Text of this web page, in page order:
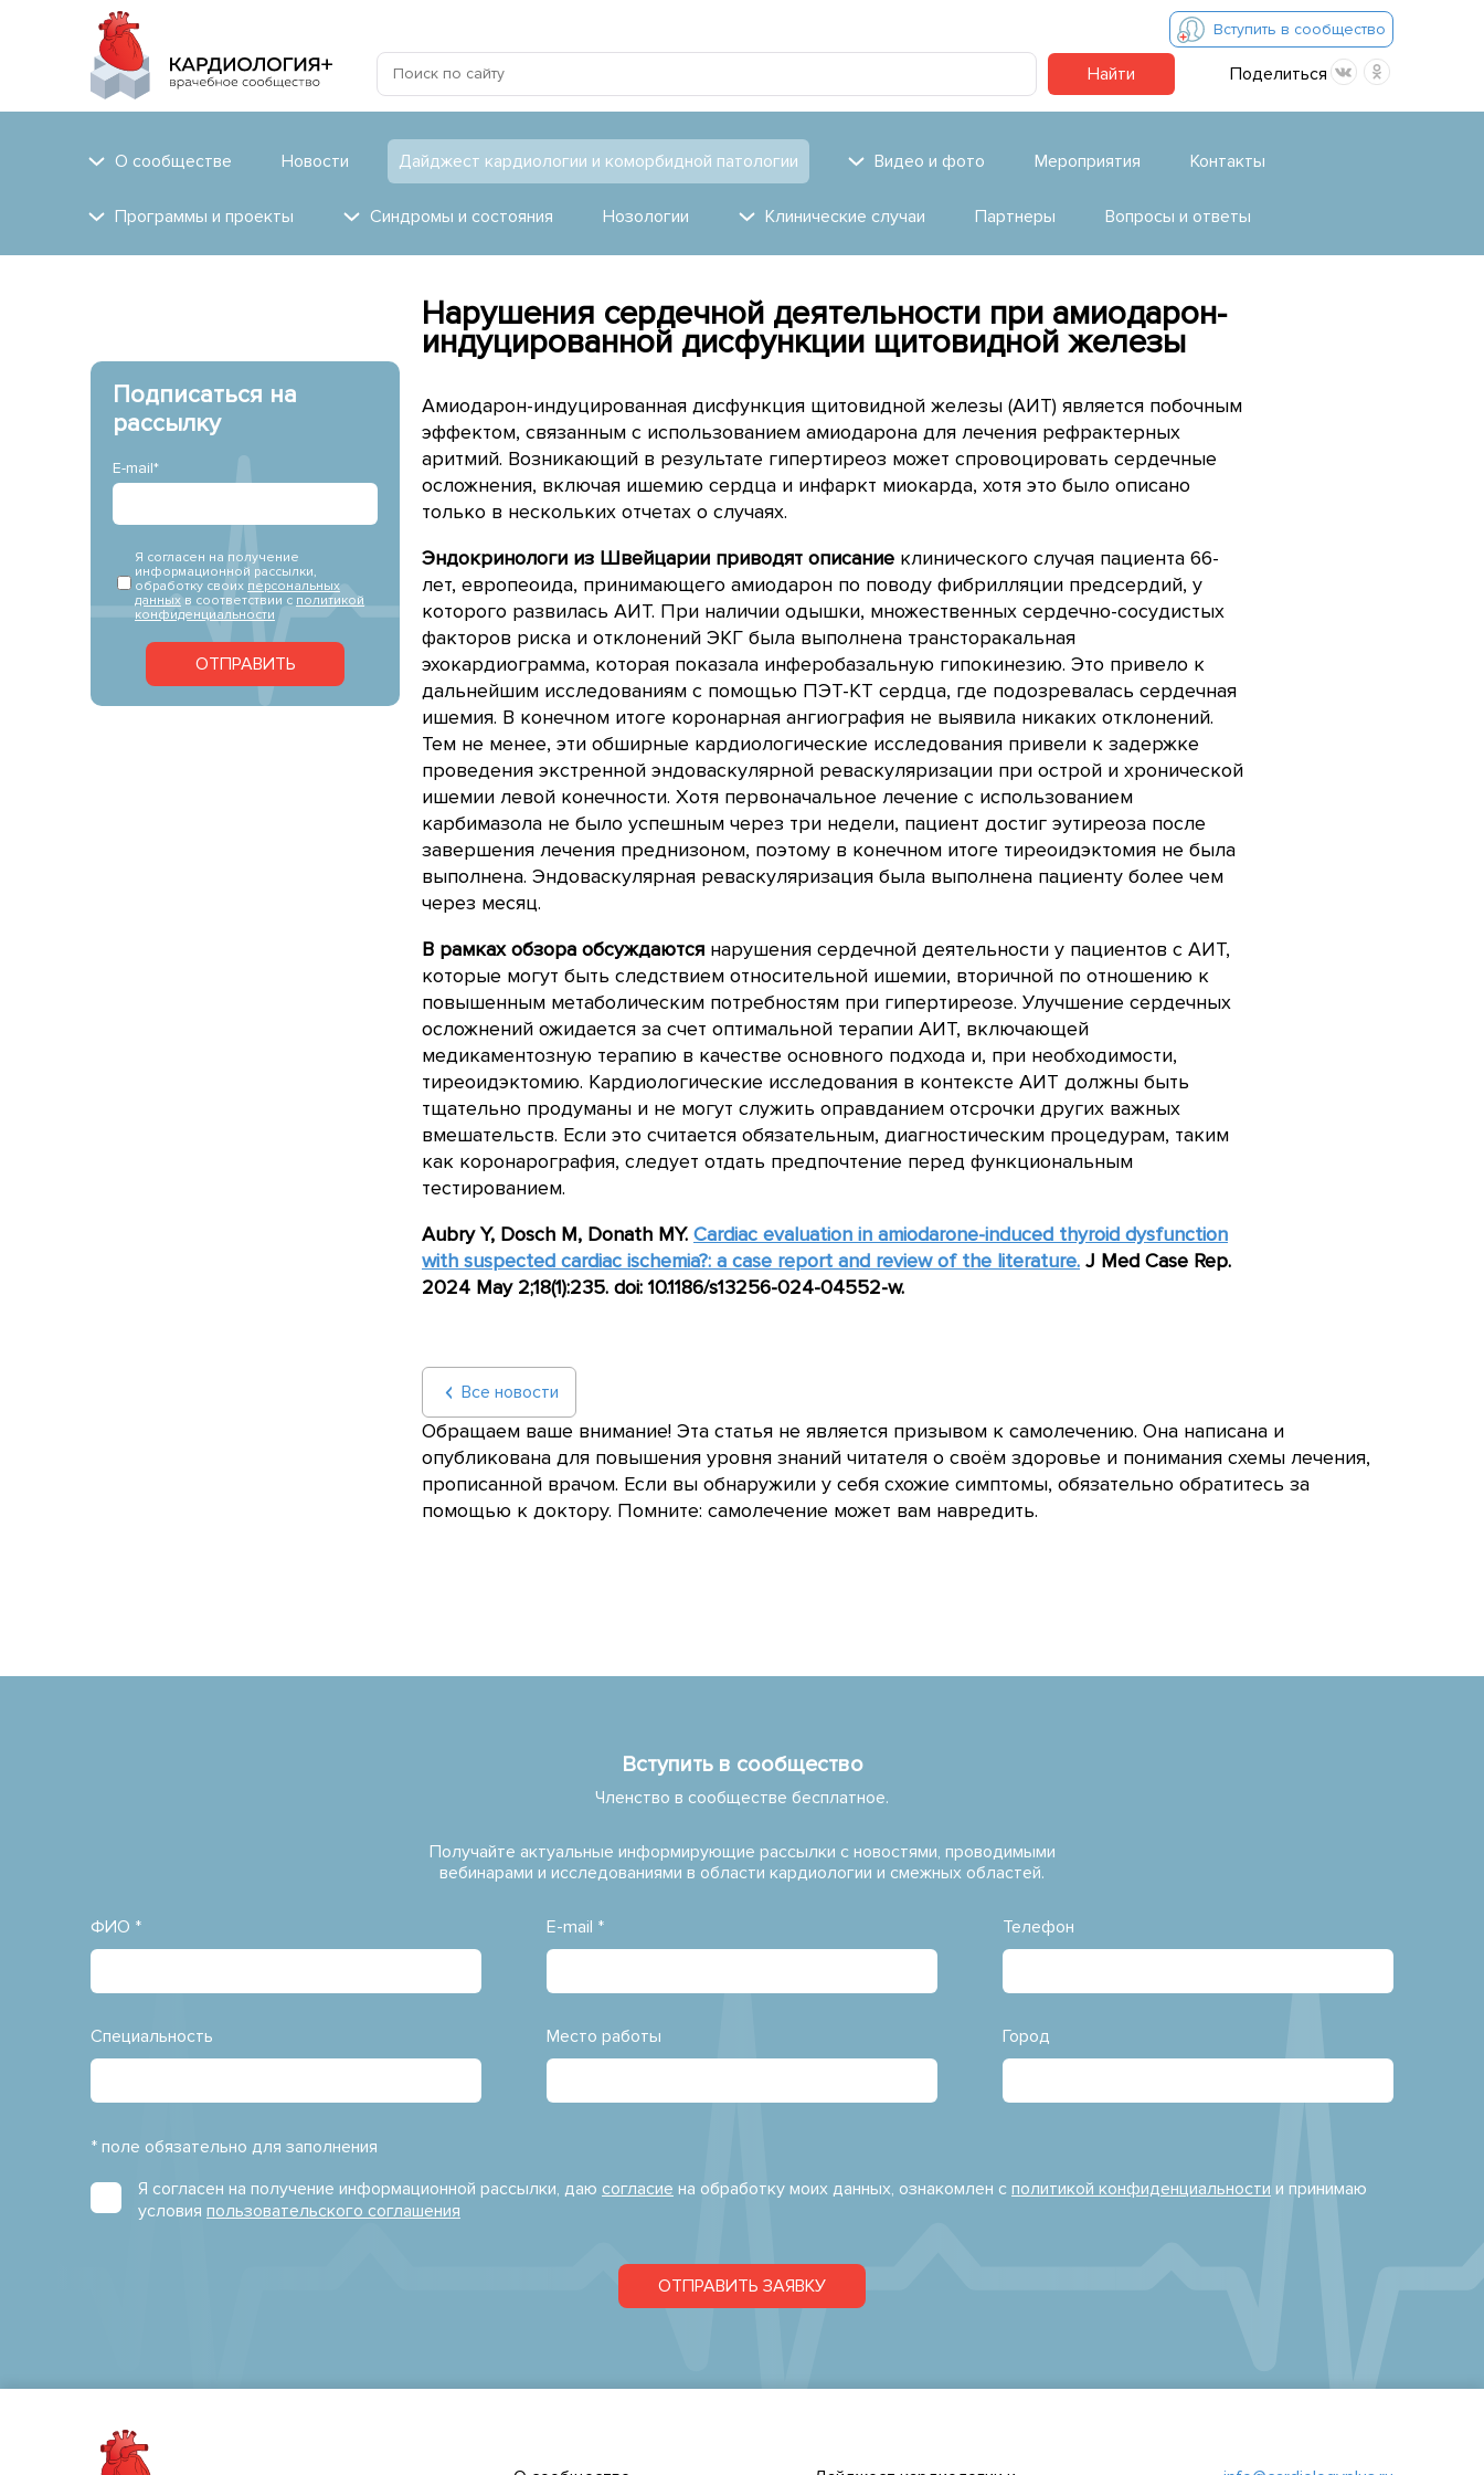
Вступить в сообщество
Найти Поделиться
О сообществе Новости Дайджест кардиологии и коморбидной патологии Видео и фото Мероприятия Контакты
Программы и проекты Синдромы и состояния Нозологии Клинические случаи Партнеры Вопросы и ответы
Подписаться на
рассылку
E-mail*
Я согласен на получение
информационной рассылки,
обработку своих персональных
данных в соответствии с политикой
конфиденциальности
ОТПРАВИТЬ
Нарушения сердечной деятельности при амиодарон-
индуцированной дисфункции щитовидной железы
Амиодарон-индуцированная дисфункция щитовидной железы (АИТ) является побочным
эффектом, связанным с использованием амиодарона для лечения рефрактерных
аритмий. Возникающий в результате гипертиреоз может спровоцировать сердечные
осложнения, включая ишемию сердца и инфаркт миокарда, хотя это было описано
только в нескольких отчетах о случаях.
Эндокринологи из Швейцарии приводят описание клинического случая пациента 66-
лет, европеоида, принимающего амиодарон по поводу фибрилляции предсердий, у
которого развилась АИТ. При наличии одышки, множественных сердечно-сосудистых
факторов риска и отклонений ЭКГ была выполнена трансторакальная
эхокардиограмма, которая показала инферобазальную гипокинезию. Это привело к
дальнейшим исследованиям с помощью ПЭТ-КТ сердца, где подозревалась сердечная
ишемия. В конечном итоге коронарная ангиография не выявила никаких отклонений.
Тем не менее, эти обширные кардиологические исследования привели к задержке
проведения экстренной эндоваскулярной реваскуляризации при острой и хронической
ишемии левой конечности. Хотя первоначальное лечение с использованием
карбимазола не было успешным через три недели, пациент достиг эутиреоза после
завершения лечения преднизоном, поэтому в конечном итоге тиреоидэктомия не была
выполнена. Эндоваскулярная реваскуляризация была выполнена пациенту более чем
через месяц.
В рамках обзора обсуждаются нарушения сердечной деятельности у пациентов с АИТ,
которые могут быть следствием относительной ишемии, вторичной по отношению к
повышенным метаболическим потребностям при гипертиреозе. Улучшение сердечных
осложнений ожидается за счет оптимальной терапии АИТ, включающей
медикаментозную терапию в качестве основного подхода и, при необходимости,
тиреоидэктомию. Кардиологические исследования в контексте АИТ должны быть
тщательно продуманы и не могут служить оправданием отсрочки других важных
вмешательств. Если это считается обязательным, диагностическим процедурам, таким
как коронарография, следует отдать предпочтение перед функциональным
тестированием.
Aubry Y, Dosch M, Donath MY. Cardiac evaluation in amiodarone-induced thyroid dysfunction
with suspected cardiac ischemia?: a case report and review of the literature. J Med Case Rep.
2024 May2;18(1):235. doi: 10.1186/s13256-024-04552-w.
Все новости
Обращаем ваше внимание! Эта статья не является призывом к самолечению. Она написана и
опубликована для повышения уровня знаний читателя о своём здоровье и понимания схемы лечения,
прописанной врачом. Если вы обнаружили у себя схожие симптомы, обязательно обратитесь за
помощью к доктору. Помните: самолечение может вам навредить.
Вступить в сообщество
Членство в сообществе бесплатное.
Получайте актуальные информирующие рассылки с новостями, проводимыми
вебинарами и исследованиями в области кардиологии и смежных областей.
ФИО * E-mail * Телефон
Специальность Место работы Город
* поле обязательно для заполнения
Я согласен на получение информационной рассылки, даю согласие на обработку моих данных, ознакомлен с политикой конфиденциальности и принимаю
условия пользовательского соглашения
ОТПРАВИТЬ ЗАЯВКУ